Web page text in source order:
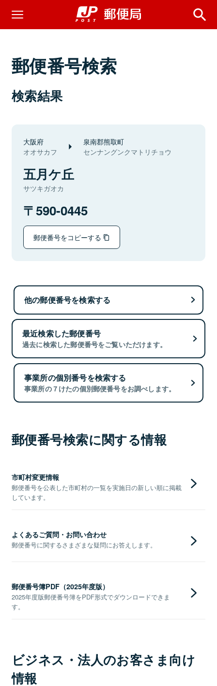
郵便番号検索
検索結果
大阪府
オオサカフ
泉南郡熊取町
センナングンクマトリチョウ
五月ケ丘
サツキガオカ
590-0445
郵便番号をコピーする
他の郵便番号を検索する
最近検索した郵便番号
過去に検索した郵便番号をご覧いただけます。
事業所の個別番号を検索する
事業所の７けたの個別郵便番号をお調べします。
郵便番号検索に関する情報
市町村変更情報
郵便番号を公表した市町村の一覧を実施日の新しい順に掲載
しています。
よくあるご質問・お問い合わせ
郵便番号に関するさまざまな疑問にお答えします。
郵便番号簿PDF（2025年度版）
2025年度版郵便番号簿をPDF形式でダウンロードできま
す。
ビジネス・法人のお客さま向け
情報